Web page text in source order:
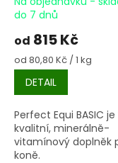
do 7 dnů
od 815 Kč
Měrná
cena:
od 80,80 Kč / 1 kg
DETAIL
Perfect Equi BASIC
kvalitní, minerálně-
vitamínový doplněk
koně.